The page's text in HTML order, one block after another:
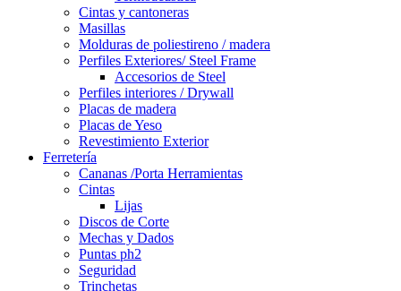
Cintas y cantoneras
Masillas
Molduras de poliestireno / madera
Perfiles Exteriores/ Steel Frame
Accesorios de Steel
Perfiles interiores / Drywall
Placas de madera
Placas de Yeso
Revestimiento Exterior
Ferretería
Cananas /Porta Herramientas
Cintas
Lijas
Discos de Corte
Mechas y Dados
Puntas ph2
Seguridad
Trinchetas